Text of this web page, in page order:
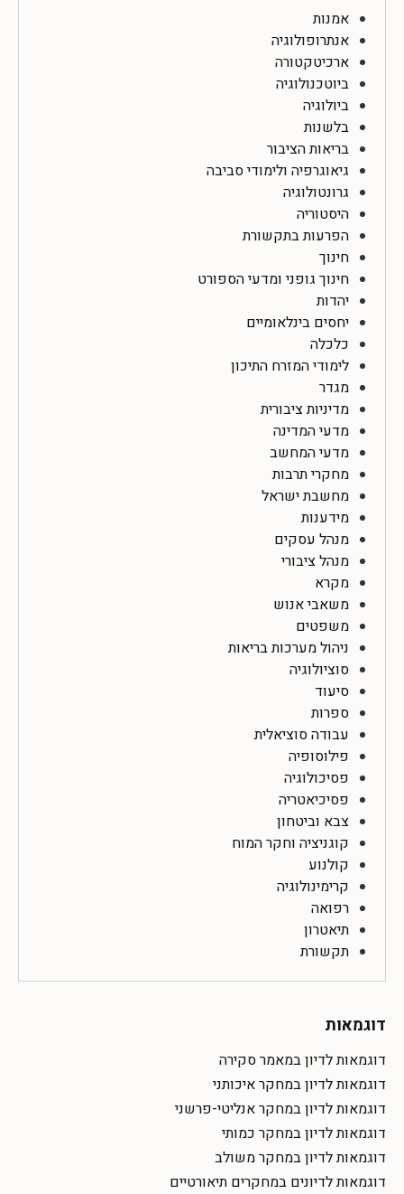
אמנות
אנתרופולוגיה
ארכיטקטורה
ביוטכנולוגיה
ביולוגיה
בלשנות
בריאות הציבור
גיאוגרפיה ולימודי סביבה
גרונטולוגיה
היסטוריה
הפרעות בתקשורת
חינוך
חינוך גופני ומדעי הספורט
יהדות
יחסים בינלאומיים
כלכלה
לימודי המזרח התיכון
מגדר
מדיניות ציבורית
מדעי המדינה
מדעי המחשב
מחקרי תרבות
מחשבת ישראל
מידענות
מנהל עסקים
מנהל ציבורי
מקרא
משאבי אנוש
משפטים
ניהול מערכות בריאות
סוציולוגיה
סיעוד
ספרות
עבודה סוציאלית
פילוסופיה
פסיכולוגיה
פסיכיאטריה
צבא וביטחון
קוגניציה וחקר המוח
קולנוע
קרימינולוגיה
רפואה
תיאטרון
תקשורת
דוגמאות
דוגמאות לדיון במאמר סקירה
דוגמאות לדיון במחקר איכותני
דוגמאות לדיון במחקר אנליטי-פרשני
דוגמאות לדיון במחקר כמותי
דוגמאות לדיון במחקר משולב
דוגמאות לדיונים במחקרים תיאורטיים